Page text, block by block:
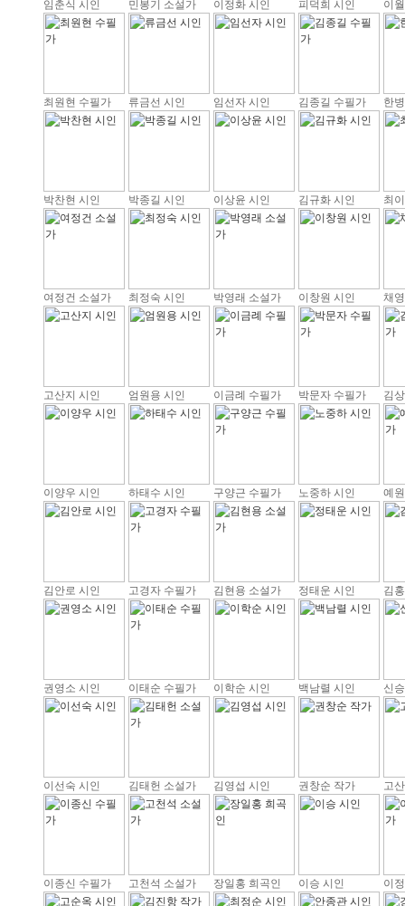
임춘식 시인 민봉기 소설가 이정화 시인 피덕희 시인 이
최원현 수필가 류금선 시인 임선자 시인 김종길 수필가 한
박찬현 시인 박종길 시인 이상윤 시인 김규화 시인 최
여정건 소설가 최정숙 시인 박영래 소설가 이창원 시인 채
고산지 시인 엄원용 시인 이금례 수필가 박문자 수필가 김
이양우 시인 하태수 시인 구양근 수필가 노중하 시인 예
김안로 시인 고경자 수필가 김현용 소설가 정태운 시인 김
권영소 시인 이태순 수필가 이학순 시인 백남렬 시인 신
이선숙 시인 김태헌 소설가 김영섭 시인 권창순 작가 고
이종신 수필가 고천석 소설가 장일홍 희곡인 이승 시인 이